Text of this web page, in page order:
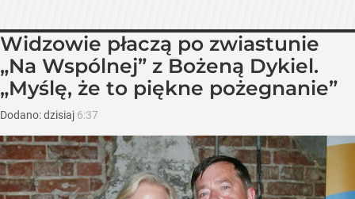
Widzowie płaczą po zwiastunie
„Na Wspólnej” z Bożeną Dykiel.
„Myślę, że to piękne pożegnanie”
Dodano:dzisiaj 6:37